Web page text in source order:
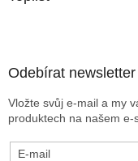
Odebírat newsletter
Vložte svůj e-mail a my
produktech na našem e-
E-mail